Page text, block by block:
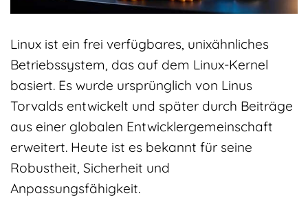
Linux ist ein frei verfügbares, unixähnliches
Betriebssystem, das auf dem Linux-Kernel
basiert. Es wurde ursprünglich von Linus
Torvalds entwickelt und später durch Beiträge
aus einer globalen Entwicklergemeinschaft
erweitert. Heute ist es bekannt für seine
Robustheit, Sicherheit und
Anpassungsfähigkeit.